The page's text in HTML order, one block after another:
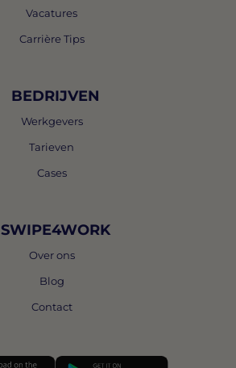
Vacatures
Carrière Tips
BEDRIJVEN
Werkgevers
Tarieven
Cases
SWIPE4WORK
Over ons
Blog
Contact